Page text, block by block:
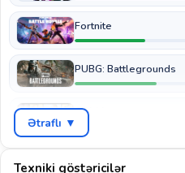
Fortnite
PUBG: Battlegrounds
GTA V
Ətraflı ▼
Texniki göstəricilər